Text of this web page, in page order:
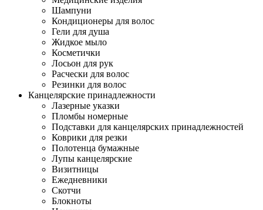
Шампуни
Кондиционеры для волос
Гели для душа
Жидкое мыло
Косметички
Лосьон для рук
Расчески для волос
Резинки для волос
Канцелярские принадлежности
Лазерные указки
Пломбы номерные
Подставки для канцелярских принадлежностей
Коврики для резки
Полотенца бумажные
Лупы канцелярские
Визитницы
Ежедневники
Скотчи
Блокноты